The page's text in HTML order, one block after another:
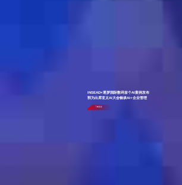
INSEAD×逐梦国际数码首个AI案例发布
郭为出席亚太AI大会畅谈AI+企业管理
了解更多